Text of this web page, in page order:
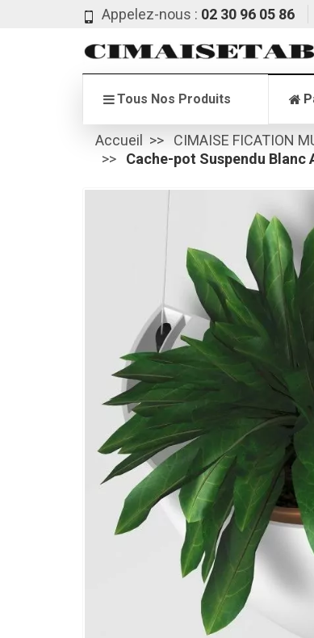
Appelez-nous : 02 30 96 05 86
Tous Nos Produits
Accueil CIMAISE FICATION
Cache-pot Suspendu